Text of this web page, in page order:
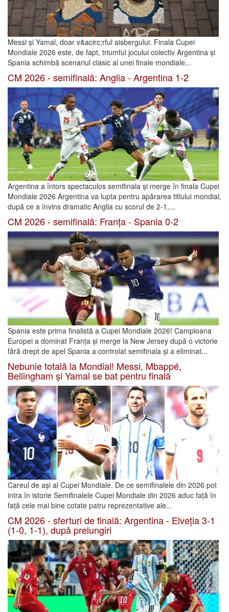
Messi și Yamal, doar v&acirc;rful aisbergului. Finala Cupei
Mondiale 2026 este, de fapt, triumful jocului colectiv Argentina și
Spania schimbă scenariul clasic al unei finale mondiale...
CM 2026 - semifinală: Anglia - Argentina 1-2
Argentina a întors spectaculos semifinala și merge în finala Cupei
Mondiale 2026 Argentina va lupta pentru apărarea titlului mondial,
după ce a învins dramatic Anglia cu scorul de 2-1,...
CM 2026 - semifinală: Franța - Spania 0-2
Spania este prima finalistă a Cupei Mondiale 2026! Campioana
Europei a dominat Franța și merge la New Jersey după o victorie
fără drept de apel Spania a controlat semifinala și a eliminat...
Nebunie totală la Mondial! Messi, Mbappé,
Bellingham și Yamal se bat pentru finală
Careul de ași al Cupei Mondiale. De ce semifinalele din 2026 pot
intra în istorie Semifinalele Cupei Mondiale din 2026 aduc față în
față cele mai bine cotate patru reprezentative ale...
CM 2026 - sferturi de finală: Argentina - Elveția 3-1
(1-0, 1-1), după prelungiri